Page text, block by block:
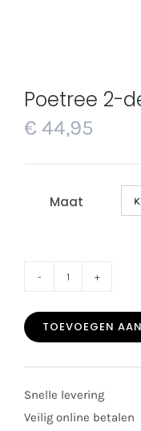
Poetree 2-
€ 44,95
Maat
2-
delig
camel
aantal
TOEVOEGEN
Snelle levering
Veilig online betalen